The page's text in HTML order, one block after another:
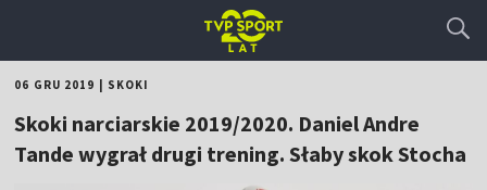
06 GRU 2019 SKOKI
Skoki narciarskie 2019/2020. Daniel Andre
Tande wygrał drugi trening. Słaby skok Stocha